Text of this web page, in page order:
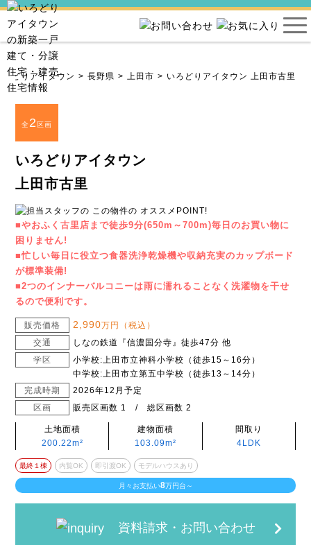
どりアイタウン 長野県 上田市 いろどりアイタウン 上田市古里
全2区画
いろどりアイタウン
上田市古里
■やおふく古里店まで徒歩9分(650m～700m)毎日のお買い物に
困りません!
■忙しい毎日に役立つ食器洗浄乾燥機や収納充実のカップボード
が標準装備!
■2つのインナーバルコニーは雨に濡れることなく洗濯物を干せ
るので便利です。
販売価格 2,990万円（税込）
交通
しなの鉄道『信濃国分寺』徒歩47分 他
学区
小学校:上田市立神科小学校（徒歩15～16分）
中学校:上田市立第五中学校（徒歩13～14分）
完成時期
2026年12月予定
区画
販売区画数 1 / 総区画数 2
土地面積
200.22m²
建物面積
103.09m²
間取り
4LDK
最終１棟 内覧OK 即引渡OK モデルハウスあり
月々お支払い8万円台～
資料請求・お問い合わせ